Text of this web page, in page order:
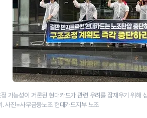
가능성이 거론된 현대카드가 관련 우려를 잠재우기 위해
. 사진=사무금융노조 현대카드지부 노조